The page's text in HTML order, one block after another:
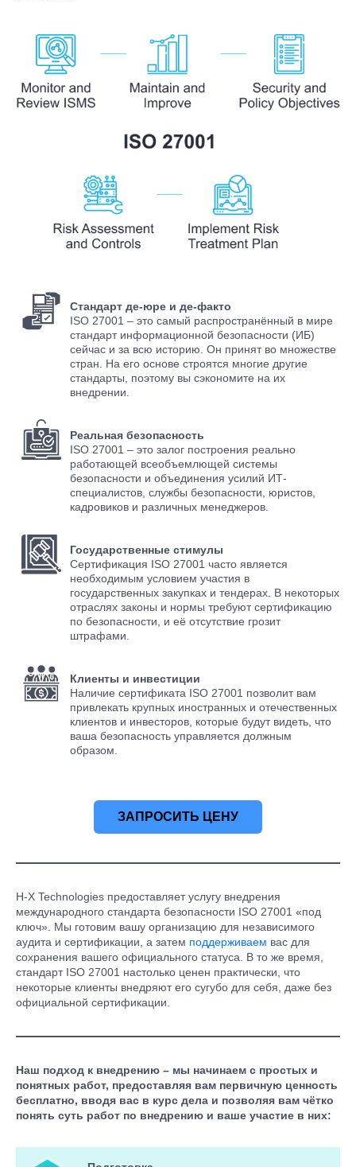
Стандарт де-юре и де-факто
ISO 27001 – это самый распространённый в мире
стандарт информационной безопасности (ИБ)
сейчас и за всю историю. Он принят во множестве
стран. На его основе строятся многие другие
стандарты, поэтому вы сэкономите на их
внедрении.
Реальная безопасность
ISO 27001 – это залог построения реально
работающей всеобъемлющей системы
безопасности и объединения усилий ИТ-
специалистов, службы безопасности, юристов,
кадровиков и различных менеджеров.
Государственные стимулы
Сертификация ISO 27001 часто является
необходимым условием участия в
государственных закупках и тендерах. В некоторых
отраслях законы и нормы требуют сертификацию
по безопасности, и её отсутствие грозит
штрафами.
Клиенты и инвестиции
Наличие сертификата ISO 27001 позволит вам
привлекать крупных иностранных и отечественных
клиентов и инвесторов, которые будут видеть, что
ваша безопасность управляется должным
образом.
ЗАПРОСИТЬ ЦЕНУ
H-X Technologies предоставляет услугу внедрения
международного стандарта безопасности ISO 27001 «под
ключ». Мы готовим вашу организацию для независимого
аудита и сертификации, а затем поддерживаем вас для
сохранения вашего официального статуса. В то же время,
стандарт ISO 27001 настолько ценен практически, что
некоторые клиенты внедряют его сугубо для себя, даже без
официальной сертификации.
Наш подход к внедрению – мы начинаем с простых и
понятных работ, предоставляя вам первичную ценность
бесплатно, вводя вас в курс дела и позволяя вам чётко
понять суть работ по внедрению и ваше участие в них: